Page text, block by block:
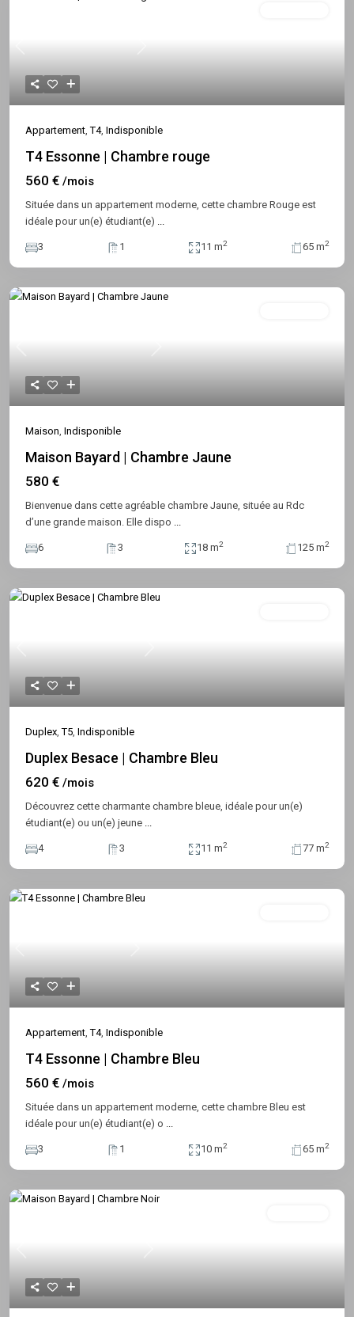
Previous Next
Appartement,T4, Indisponible
T4 Essonne | Chambre rouge
560 € /mois
Située dans un appartement moderne, cette chambre Rouge est
idéale pour un(e) étudiant(e) ...
3 1 11 m2 65 m2
Previous Next
Maison, Indisponible
Maison Bayard | Chambre Jaune
580 €
Bienvenue dans cette agréable chambre Jaune, située au Rdc
d’une grande maison. Elle dispo ...
6 3 18 m2 125 m2
Previous Next
Duplex,T5, Indisponible
Duplex Besace | Chambre Bleu
620 € /mois
Découvrez cette charmante chambre bleue, idéale pour un(e)
étudiant(e) ou un(e) jeune ...
4 3 11 m2 77 m2
Previous Next
Appartement,T4, Indisponible
T4 Essonne | Chambre Bleu
560 € /mois
Située dans un appartement moderne, cette chambre Bleu est
idéale pour un(e) étudiant(e) o ...
3 1 10 m2 65 m2
Previous Next